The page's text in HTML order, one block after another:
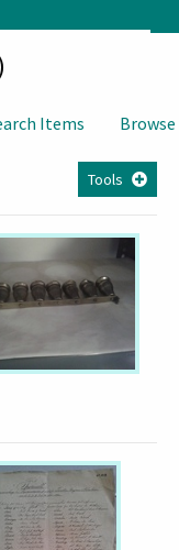
Items
Tools